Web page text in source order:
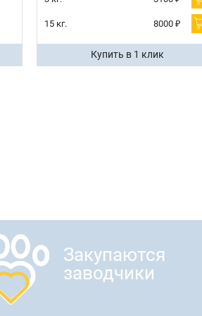
15 кг. 8000 ₽
Купить в 1 клик
Закупаются
заводчики